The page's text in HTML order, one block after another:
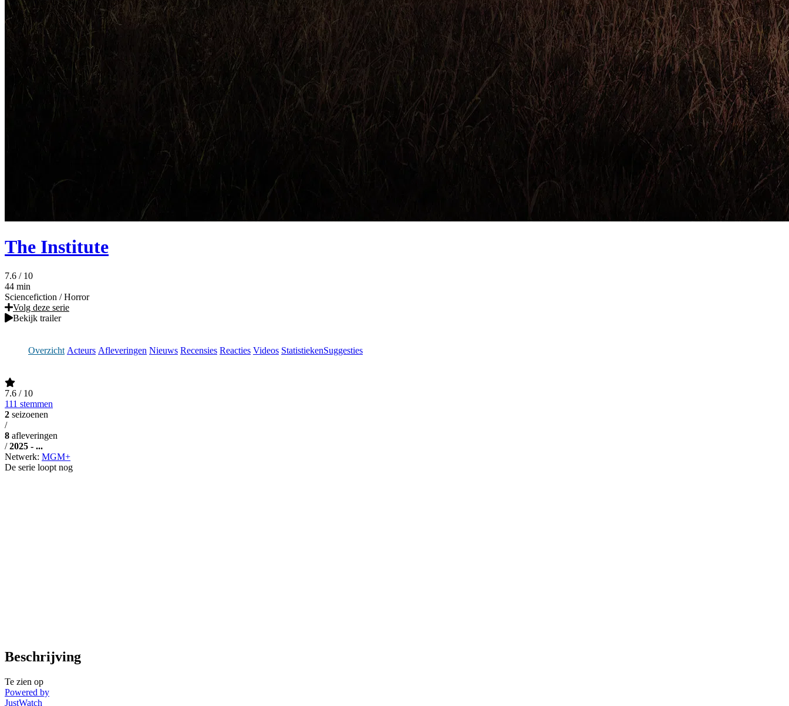
The Institute
7.6 / 10
44 min
Sciencefiction / Horror
Volg deze serie
Bekijk trailer
Overzicht Acteurs Afleveringen Nieuws Recensies Reacties Videos StatistiekenSuggesties
7.6 / 10
111 stemmen
2 seizoenen
/
8 afleveringen
/ 2025 - ...
Netwerk: MGM+
De serie loopt nog
Beschrijving
Te zien op
Powered by
JustWatch